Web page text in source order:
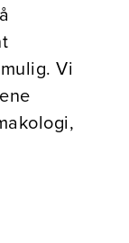
Vi